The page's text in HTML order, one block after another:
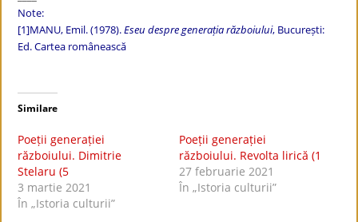
Note:
[1]MANU, Emil. (1978).Eseu despre generația războiului, București:
Ed. Cartea românească
Similare
Poeții generației
războiului. Dimitrie
Stelaru (5
3 martie 2021
În „Istoria culturii”
Poeții generației
războiului. Revolta lirică (1
27 februarie 2021
În „Istoria culturii”